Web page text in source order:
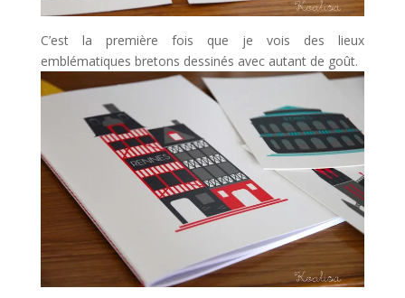
C’est la première fois que je vois des lieux
emblématiques bretons dessinés avec autant de goût.